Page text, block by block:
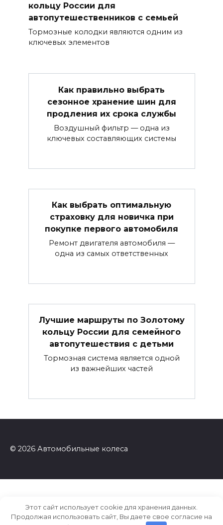
кольцу России для
автопутешественников с семьей
Тормозные колодки являются одним из
ключевых элементов
Как правильно выбрать
сезонное хранение шин для
продления их срока службы
Воздушный фильтр — одна из
ключевых составляющих системы
Как выбрать оптимальную
страховку для новичка при
покупке первого автомобиля
Ремонт двигателя автомобиля —
одна из самых ответственных
Лучшие маршруты по Золотому
кольцу России для семейного
автопутешествия с детьми
Тормозная система является одной
из важнейших частей
© 2026 Автомобильные колеса
Этот сайт использует cookie для хранения данных.
Продолжая использовать сайт, Вы даете свое согласие на